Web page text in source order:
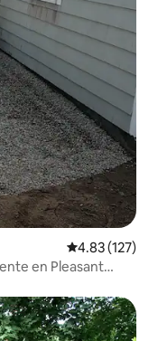
Calificación
4.83 (127)
en Pleasant